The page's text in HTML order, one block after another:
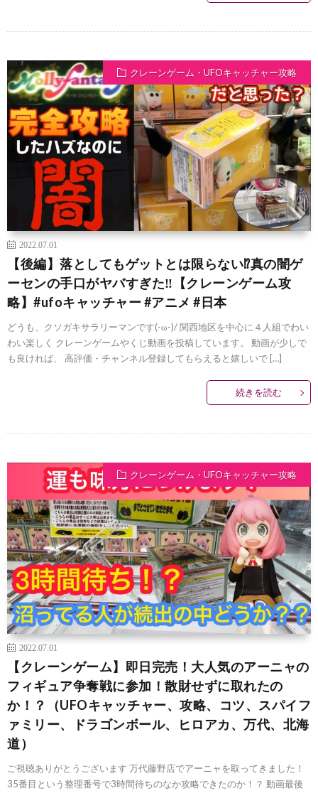
クレーンゲーム・UFOキャッチャー攻略
2022.07.01
【後編】落としてもゲットとは限らない⁉︎真の闇ゲ
ーセンの手口がヤバすぎた‼︎【クレーンゲーム攻
略】#ufoキャッチャー #アニメ #日本
どうも、クソガキサラリーマンです(-ω-)/ 関西地区を中心に４人組でわい
わい楽しく クレーンゲームやくじ動画を投稿しています。 動画が少しで
も良ければ、 高評価・チャンネル登録してもらえると嬉しいで […]
続きを読む
クレーンゲーム・UFOキャッチャー攻略
2022.07.01
【クレーンゲーム】即日完売！大人気のアーニャの
フィギュア争奪戦に参加！散財せずに取れたの
か！？（UFOキャッチャー、攻略、コツ、スパイフ
ァミリー、ドラゴンボール、ヒロアカ、万代、北海
道）
ご視聴ありがとうございます 万代藤野店でアーニャを取ってきました！
35番目という整理番号で3時間待ちのなか攻略できたのか！？ 動画最後